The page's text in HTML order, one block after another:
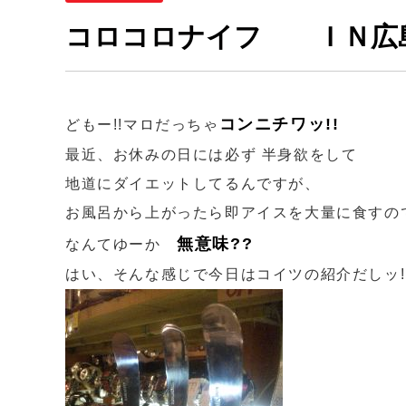
コロコロナイフ ＩＮ
どもー!!マロだっちゃ コンニチワッ!!
最近、お休みの日には必ず 半身欲をして
地道にダイエットしてるんですが、
お風呂から上がったら即アイスを大量に食すの
なんてゆーか無意味??
はい、そんな感じで今日はコイツの紹介だしッ